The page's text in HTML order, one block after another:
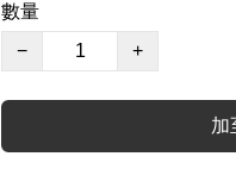
數量
−
+
加